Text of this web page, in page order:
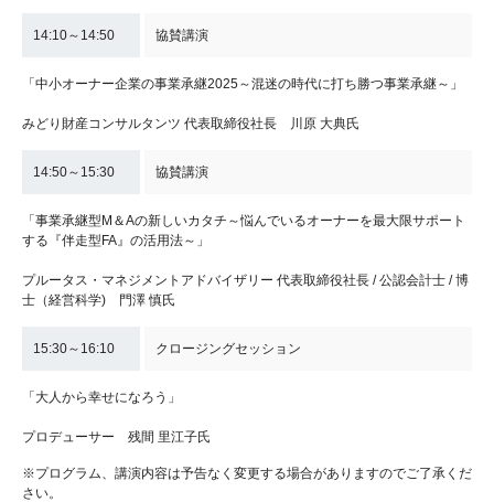
14:10～14:50 協賛講演
「中小オーナー企業の事業承継2025～混迷の時代に打ち勝つ事業承継～」
みどり財産コンサルタンツ 代表取締役社長 川原 大典氏
14:50～15:30 協賛講演
「事業承継型M＆Aの新しいカタチ～悩んでいるオーナーを最大限サポート
する『伴走型FA』の活用法～」
プルータス・マネジメントアドバイザリー 代表取締役社長 / 公認会計士 / 博
士（経営科学) 門澤 慎氏
15:30～16:10 クロージングセッション
「大人から幸せになろう」
プロデューサー 残間 里江子氏
※プログラム、講演内容は予告なく変更する場合がありますのでご了承くだ
さい。